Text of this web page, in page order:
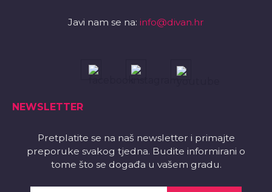
Javi nam se na: info@divan.hr
NEWSLETTER
Pretplatite se na naš newsletter i primajte
preporuke svakog tjedna. Budite informirani o
tome što se događa u vašem gradu.